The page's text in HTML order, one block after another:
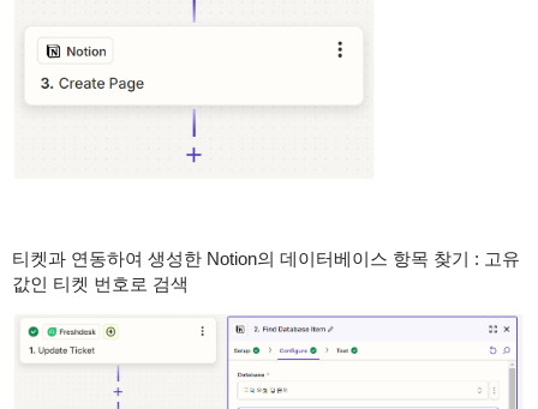
티켓과 연동하여 생성한 Notion의 데이터베이스 항목 찾기 : 고유
값인 티켓 번호로 검색